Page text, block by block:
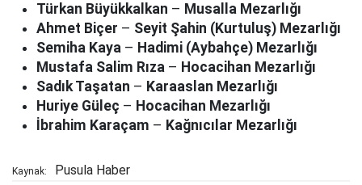
Türkan Büyükkalkan – Musalla Mezarlığı
Ahmet Biçer – Seyit Şahin (Kurtuluş) Mezarlığı
Semiha Kaya – Hadimi (Aybahçe) Mezarlığı
Mustafa Salim Rıza – Hocacihan Mezarlığı
Sadık Taşatan – Karaaslan Mezarlığı
Huriye Güleç – Hocacihan Mezarlığı
İbrahim Karaçam – Kağnıcılar Mezarlığı
Kaynak: Pusula Haber